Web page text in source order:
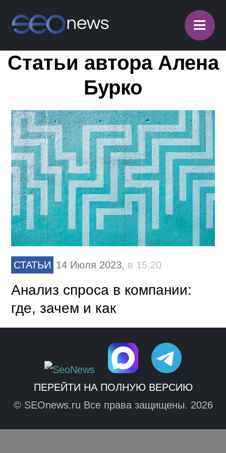
≡
Статьи автора Алена
Бурко
СТАТЬИ 14 Июля 2023, в 15:20
Анализ спроса в компании:
где, зачем и как
ПЕРЕЙТИ НА ПОЛНУЮ ВЕРСИЮ
© SEOnews.ru Все права защищены. 2026